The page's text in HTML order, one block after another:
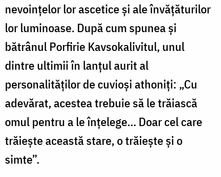
nevoințelor lor ascetice și ale învățăturilor
lor luminoase. După cum spunea și
bătrânul Porfirie Kavsokalivitul, unul
dintre ultimii în lanțul aurit al
personalităților de cuvioși athoniți: „Cu
adevărat, acestea trebuie să le trăiască
omul pentru a le înțelege… Doar cel care
trăiește această stare, o trăiește și o
simte”.